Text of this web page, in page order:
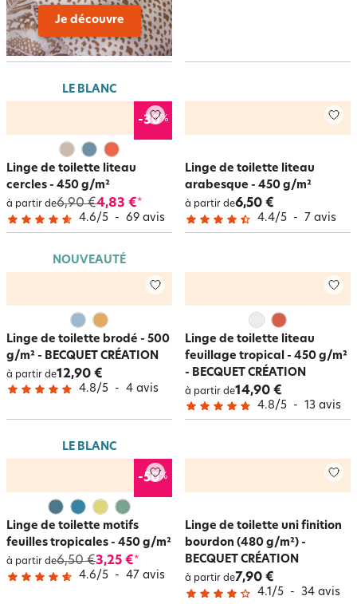
LE BLANC
-30%
Linge de toilette liteau
cercles - 450 g/m²
à partir de6,90 €4,83 €*
4.6/5 - 69 avis
Linge de toilette liteau
arabesque - 450 g/m²
à partir de6,50 €
4.4/5 - 7 avis
NOUVEAUTÉ
Linge de toilette brodé - 500
g/m² - BECQUET CRÉATION
à partir de12,90 €
4.8/5 - 4 avis
Linge de toilette liteau
feuillage tropical - 450 g/m²
- BECQUET CRÉATION
à partir de14,90 €
4.8/5 - 13 avis
LE BLANC
-50%
Linge de toilette motifs
feuilles tropicales - 450 g/m²
à partir de6,50 €3,25 €*
4.6/5 - 47 avis
Linge de toilette uni finition
bourdon (480 g/m²) -
BECQUET CRÉATION
à partir de7,90 €
4.1/5 - 34 avis
Je découvre